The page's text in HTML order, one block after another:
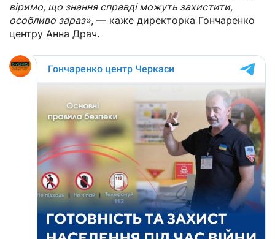
віримо, що знання справді можуть захистити,
особливо зараз», — каже директорка Гончаренко
центру Анна Драч.